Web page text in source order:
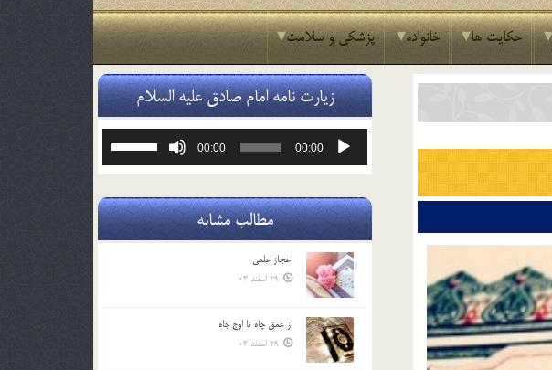
حکایت ها خانواده پزشکی و سلامت
زیارت نامه امام صادق علیه السلام
پخش‌کننده
00:00
00:00
یا
صدا
کلیدهای
مطالب مشابه
اعجاز علمی
29 اسفند 03
از عمق چاه تا اوج جاه
29 اسفند 03